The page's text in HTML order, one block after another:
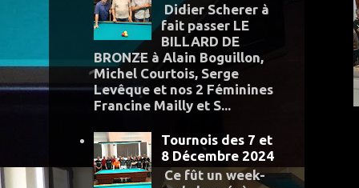
Didier Scherer à
fait passer LE
BILLARD DE
BRONZE à Alain Boguillon,
Michel Courtois, Serge
Levêque et nos 2 Féminines
Francine Mailly et S...
Tournois des 7 et
8 Décembre 2024
Ce fût un week-